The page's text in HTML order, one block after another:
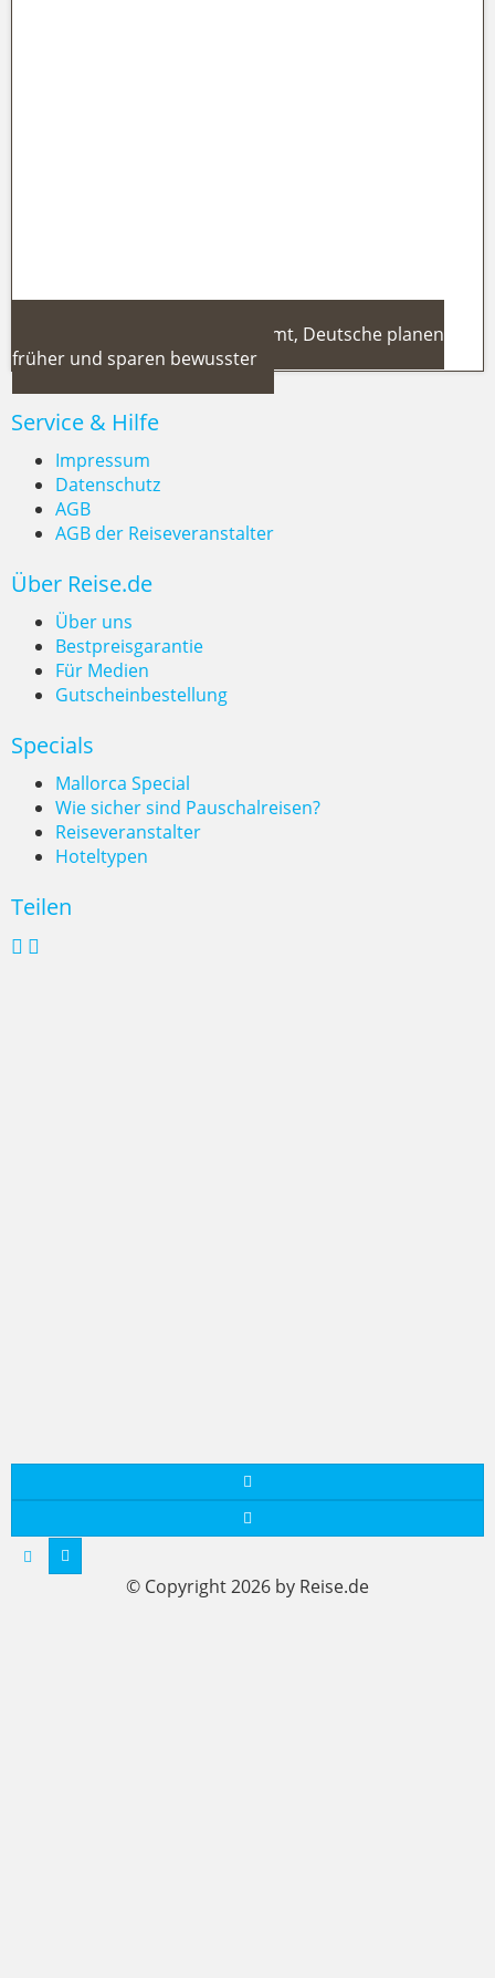
Reisetrends 2026: Türkei boomt,
Deutsche planen früher und
sparen bewusster
Reisetrends 2026: Türkei boomt, Deutsche planen
früher und sparen bewusster
Service & Hilfe
Impressum
Datenschutz
AGB
AGB der Reiseveranstalter
Über Reise.de
Über uns
Bestpreisgarantie
Für Medien
Gutscheinbestellung
Specials
Mallorca Special
Wie sicher sind Pauschalreisen?
Reiseveranstalter
Hoteltypen
Teilen
© Copyright 2026 by Reise.de